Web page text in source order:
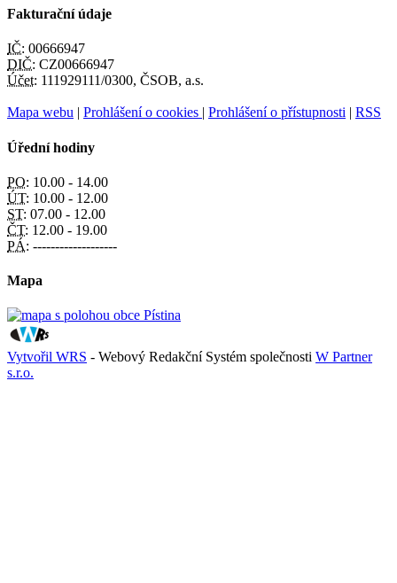
Fakturační údaje
IČ: 00666947
DIČ: CZ00666947
Účet: 111929111/0300, ČSOB, a.s.
Mapa webu | Prohlášení o cookies | Prohlášení o přístupnosti | RSS
Úřední hodiny
PO: 10.00 - 14.00
ÚT: 10.00 - 12.00
ST: 07.00 - 12.00
ČT: 12.00 - 19.00
PÁ: -------------------
Mapa
Vytvořil WRS - Webový Redakční Systém společnosti W Partner
s.r.o.